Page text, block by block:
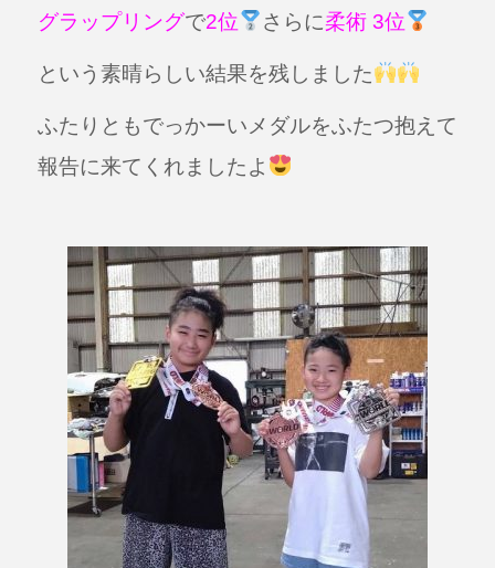
グラップリングで2位 さらに柔術 3位
という素晴らしい結果を残しました
ふたりともでっかーいメダルをふたつ抱えて
報告に来てくれましたよ